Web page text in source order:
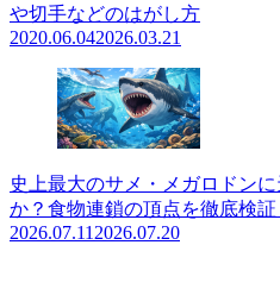
や切手などのはがし方
2020.06.042026.03.21
史上最大のサメ・メガロドン
か？食物連鎖の頂点を徹底検証
2026.07.11 2026.07.20